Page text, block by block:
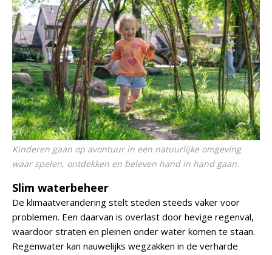
Kinderen gaan op avontuur in een natuurlijke omgeving
waar spelen, ontdekken en beleven hand in hand gaan.
Slim waterbeheer
De klimaatverandering stelt steden steeds vaker voor
problemen. Een daarvan is overlast door hevige regenval,
waardoor straten en pleinen onder water komen te staan.
Regenwater kan nauwelijks wegzakken in de verharde